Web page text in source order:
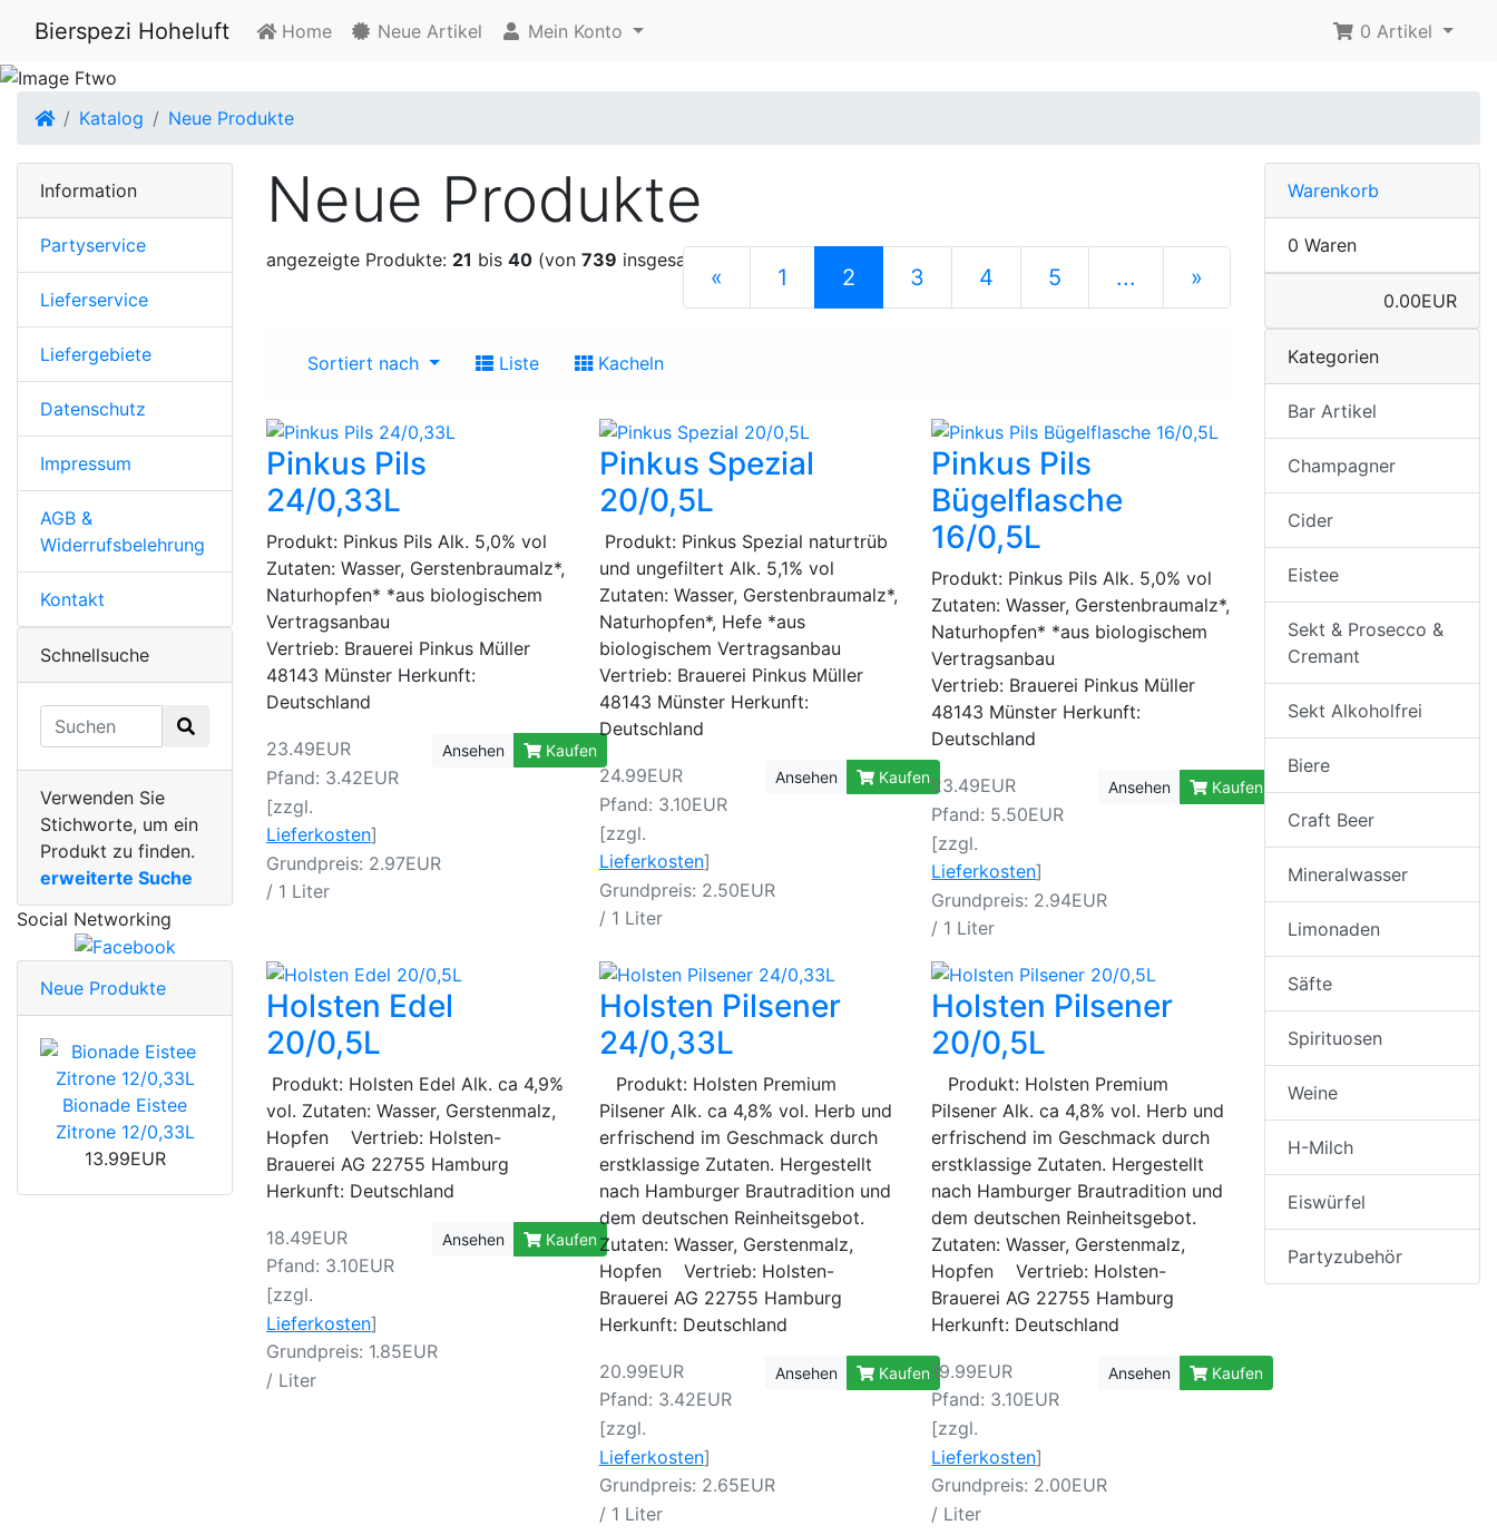
Bierspezi Hoheluft Home Neue Artikel Mein Konto 0 Artikel
Startseite
Katalog Neue Produkte
Neue Produkte
angezeigte Produkte: 21 bis 40 (von 739 insgesamt)
« 1 2 (current)
3 4 5 ... »
Sortiert nach
Liste Kacheln
Pinkus Pils
24/0,33L
Produkt: Pinkus Pils Alk. 5,0% vol
Zutaten: Wasser, Gerstenbraumalz*,
Naturhopfen* *aus biologischem
Vertragsanbau
Vertrieb: Brauerei Pinkus Müller
48143 Münster Herkunft:
Deutschland
23.49EUR
Pfand: 3.42EUR
[zzgl.
Lieferkosten]
Grundpreis: 2.97EUR
/ 1 Liter
Ansehen Kaufen
Pinkus Spezial
20/0,5L
Produkt: Pinkus Spezial naturtrüb
und ungefiltert Alk. 5,1% vol
Zutaten: Wasser, Gerstenbraumalz*,
Naturhopfen*, Hefe *aus
biologischem Vertragsanbau
Vertrieb: Brauerei Pinkus Müller
48143 Münster Herkunft:
Deutschland
24.99EUR
Pfand: 3.10EUR
[zzgl.
Lieferkosten]
Grundpreis: 2.50EUR
/ 1 Liter
Ansehen Kaufen
Pinkus Pils
Bügelflasche
16/0,5L
Produkt: Pinkus Pils Alk. 5,0% vol
Zutaten: Wasser, Gerstenbraumalz*,
Naturhopfen* *aus biologischem
Vertragsanbau
Vertrieb: Brauerei Pinkus Müller
48143 Münster Herkunft:
Deutschland
23.49EUR
Pfand: 5.50EUR
[zzgl.
Lieferkosten]
Grundpreis: 2.94EUR
/ 1 Liter
Ansehen Kaufen
Holsten Edel
20/0,5L
Produkt: Holsten Edel Alk. ca 4,9%
vol. Zutaten: Wasser, Gerstenmalz,
Hopfen Vertrieb: Holsten-
Brauerei AG 22755 Hamburg
Herkunft: Deutschland
18.49EUR
Pfand: 3.10EUR
[zzgl.
Lieferkosten]
Grundpreis: 1.85EUR
/ Liter
Ansehen Kaufen
Holsten Pilsener
24/0,33L
Produkt: Holsten Premium
Pilsener Alk. ca 4,8% vol. Herb und
erfrischend im Geschmack durch
erstklassige Zutaten. Hergestellt
nach Hamburger Brautradition und
dem deutschen Reinheitsgebot.
Zutaten: Wasser, Gerstenmalz,
Hopfen Vertrieb: Holsten-
Brauerei AG 22755 Hamburg
Herkunft: Deutschland
20.99EUR
Pfand: 3.42EUR
[zzgl.
Lieferkosten]
Grundpreis: 2.65EUR
/ 1 Liter
Ansehen Kaufen
Holsten Pilsener
20/0,5L
Produkt: Holsten Premium
Pilsener Alk. ca 4,8% vol. Herb und
erfrischend im Geschmack durch
erstklassige Zutaten. Hergestellt
nach Hamburger Brautradition und
dem deutschen Reinheitsgebot.
Zutaten: Wasser, Gerstenmalz,
Hopfen Vertrieb: Holsten-
Brauerei AG 22755 Hamburg
Herkunft: Deutschland
19.99EUR
Pfand: 3.10EUR
[zzgl.
Lieferkosten]
Grundpreis: 2.00EUR
/ Liter
Ansehen Kaufen
Information
Partyservice
Lieferservice
Liefergebiete
Datenschutz
Impressum
AGB &
Widerrufsbelehrung
Kontakt
Schnellsuche
Verwenden Sie
Stichworte, um ein
Produkt zu finden.
erweiterte Suche
Social Networking
Neue Produkte
Bionade Eistee
Zitrone 12/0,33L
13.99EUR
Warenkorb
0 Waren
0.00EUR
Kategorien
Bar Artikel
Champagner
Cider
Eistee
Sekt & Prosecco &
Cremant
Sekt Alkoholfrei
Biere
Craft Beer
Mineralwasser
Limonaden
Säfte
Spirituosen
Weine
H-Milch
Eiswürfel
Partyzubehör